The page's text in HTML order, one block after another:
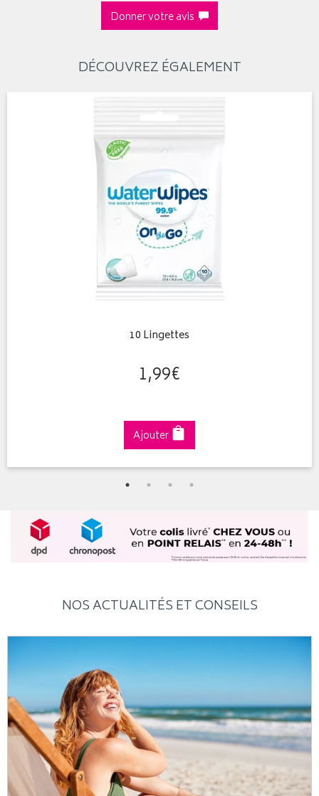
Donner votre avis
DÉCOUVREZ ÉGALEMENT
10 Lingettes
1,99€
Ajouter
NOS ACTUALITÉS ET CONSEILS